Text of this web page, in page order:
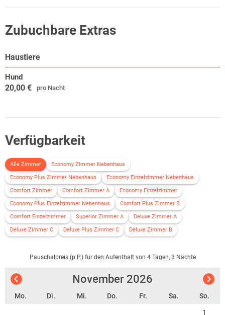
Zubuchbare Extras
Haustiere
Hund
20,00 € pro Nacht
Verfügbarkeit
Alle Zimmer
Economy Zimmer Nebenhaus
Economy Plus Zimmer Nebenhaus
Economy Einzelzimmer Nebenhaus
Comfort Zimmer
Comfort Zimmer A
Economy Einzelzimmer
Economy Plus Einzelzimmer Nebenhaus
Comfort Plus Zimmer B
Comfort Einzelzimmer
Superior Zimmer A
Deluxe Zimmer A
Deluxe Zimmer C
Deluxe Plus Zimmer C Deluxe Zimmer B
Pauschalpreis (p.P.) für den Aufenthalt von 4 Tagen, 3 Nächte
November 2026
Mo. Di. Mi. Do. Fr. Sa. So.
1